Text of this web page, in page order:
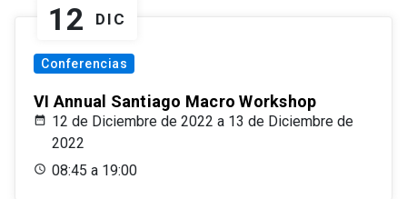
12 DIC
Conferencias
VI Annual Santiago Macro Workshop
12 de Diciembre de 2022 a 13 de Diciembre de
2022
08:45 a 19:00